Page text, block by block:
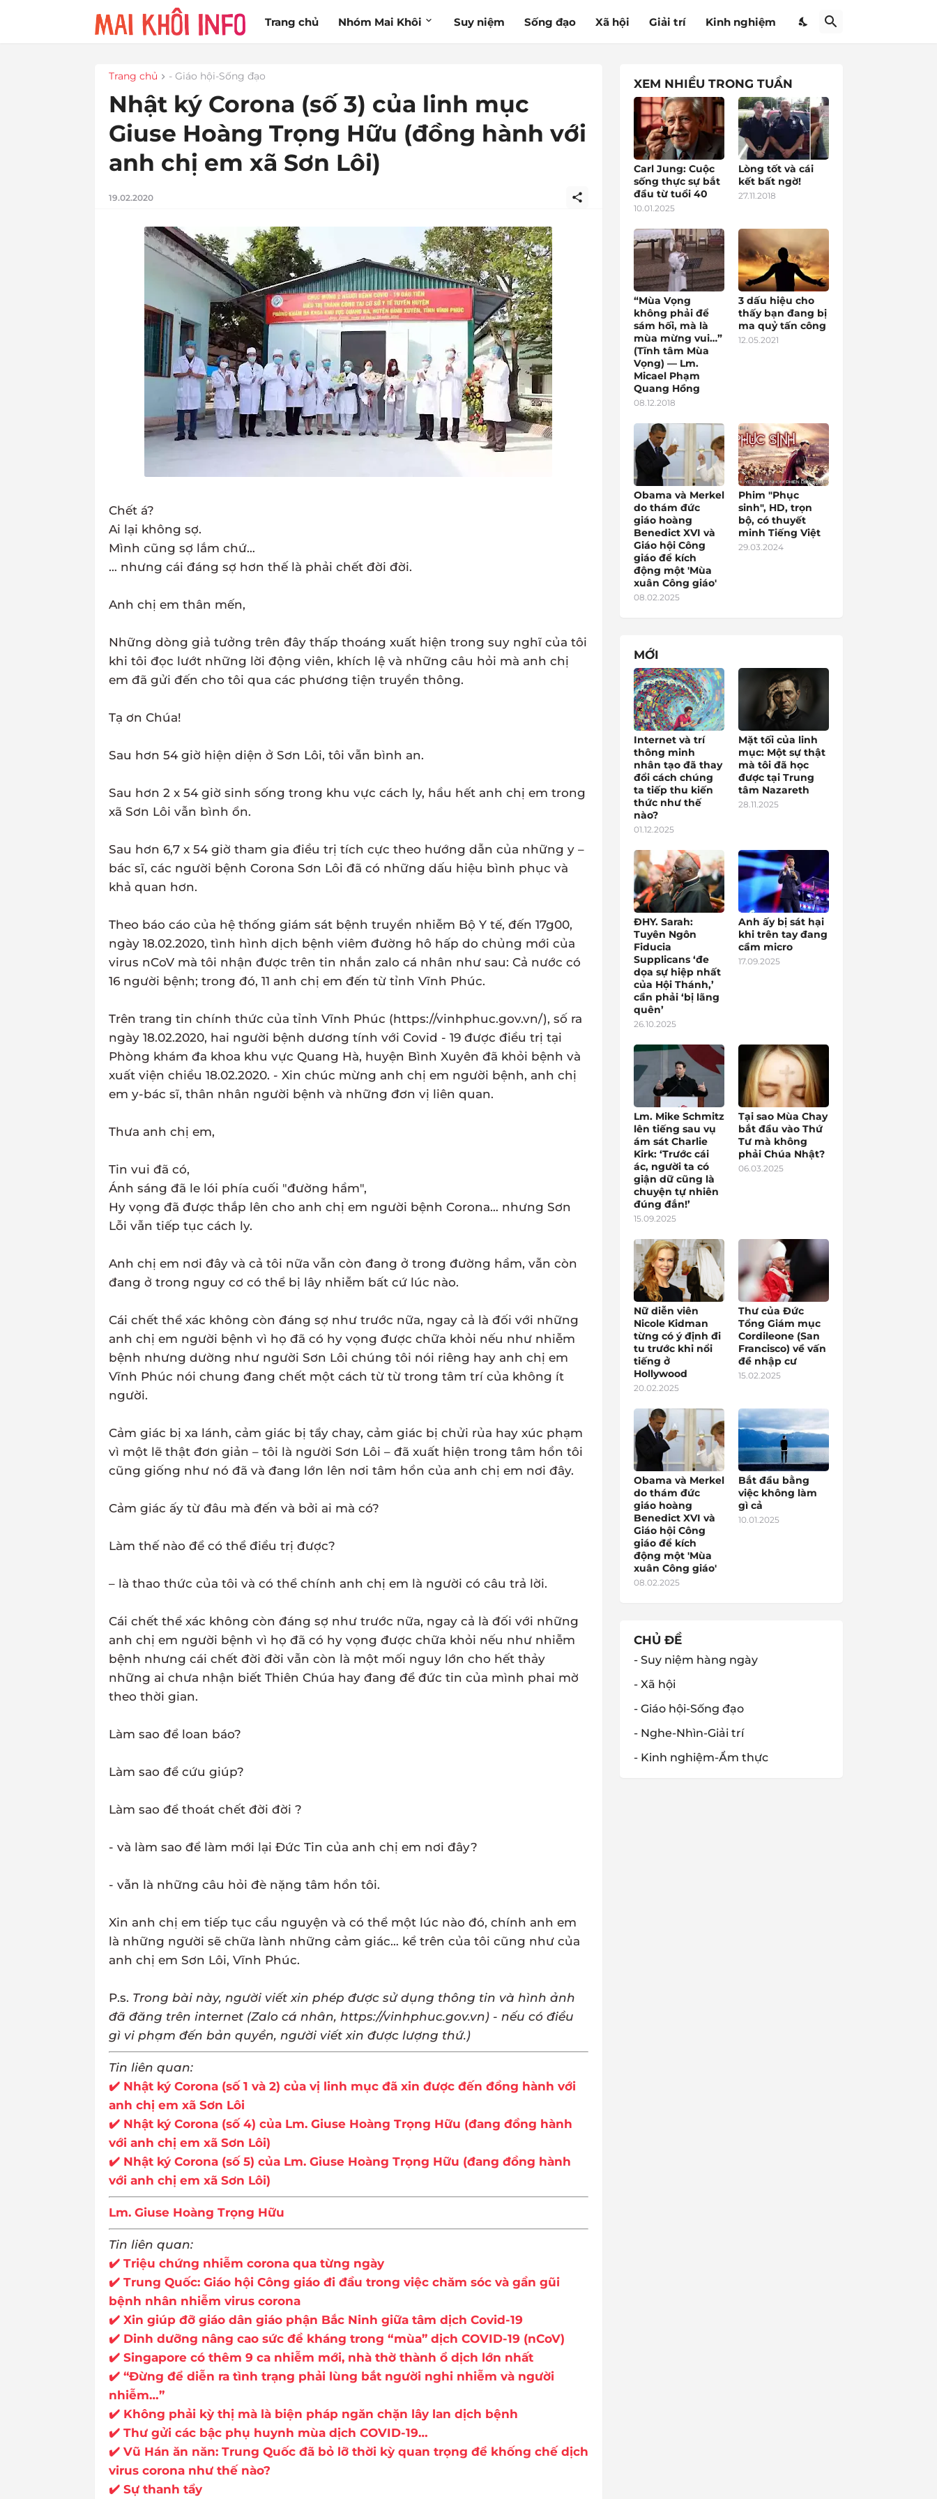
Trang chủ Nhóm Mai Khôi Suy niệm Sống đạo Xã hội Giải trí Kinh nghiệm
Trang chủ - Giáo hội-Sống đạo
Nhật ký Corona (số 3) của linh mục
Giuse Hoàng Trọng Hữu (đồng hành với
anh chị em xã Sơn Lôi)
19.02.2020
Chết á?
Ai lại không sợ.
Mình cũng sợ lắm chứ…
… nhưng cái đáng sợ hơn thế là phải chết đời đời.
Anh chị em thân mến,
Những dòng giả tưởng trên đây thấp thoáng xuất hiện trong suy nghĩ của tôi
khi tôi đọc lướt những lời động viên, khích lệ và những câu hỏi mà anh chị
em đã gửi đến cho tôi qua các phương tiện truyền thông.
Tạ ơn Chúa!
Sau hơn 54 giờ hiện diện ở Sơn Lôi, tôi vẫn bình an.
Sau hơn 2 x 54 giờ sinh sống trong khu vực cách ly, hầu hết anh chị em trong
xã Sơn Lôi vẫn bình ổn.
Sau hơn 6,7 x 54 giờ tham gia điều trị tích cực theo hướng dẫn của những y –
bác sĩ, các người bệnh Corona Sơn Lôi đã có những dấu hiệu bình phục và
khả quan hơn.
Theo báo cáo của hệ thống giám sát bệnh truyền nhiễm Bộ Y tế, đến 17g00,
ngày 18.02.2020, tình hình dịch bệnh viêm đường hô hấp do chủng mới của
virus nCoV mà tôi nhận được trên tin nhắn zalo cá nhân như sau: Cả nước có
16 người bệnh; trong đó, 11 anh chị em đến từ tỉnh Vĩnh Phúc.
Trên trang tin chính thức của tỉnh Vĩnh Phúc (https://vinhphuc.gov.vn/), số ra
ngày 18.02.2020, hai người bệnh dương tính với Covid - 19 được điều trị tại
Phòng khám đa khoa khu vực Quang Hà, huyện Bình Xuyên đã khỏi bệnh và
xuất viện chiều 18.02.2020. - Xin chúc mừng anh chị em người bệnh, anh chị
em y-bác sĩ, thân nhân người bệnh và những đơn vị liên quan.
Thưa anh chị em,
Tin vui đã có,
Ánh sáng đã le lói phía cuối "đường hầm",
Hy vọng đã được thắp lên cho anh chị em người bệnh Corona… nhưng Sơn
Lỗi vẫn tiếp tục cách ly.
Anh chị em nơi đây và cả tôi nữa vẫn còn đang ở trong đường hầm, vẫn còn
đang ở trong nguy cơ có thể bị lây nhiễm bất cứ lúc nào.
Cái chết thể xác không còn đáng sợ như trước nữa, ngay cả là đối với những
anh chị em người bệnh vì họ đã có hy vọng được chữa khỏi nếu như nhiễm
bệnh nhưng dường như người Sơn Lôi chúng tôi nói riêng hay anh chị em
Vĩnh Phúc nói chung đang chết một cách từ từ trong tâm trí của không ít
người.
Cảm giác bị xa lánh, cảm giác bị tẩy chay, cảm giác bị chửi rủa hay xúc phạm
vì một lẽ thật đơn giản – tôi là người Sơn Lôi – đã xuất hiện trong tâm hồn tôi
cũng giống như nó đã và đang lớn lên nơi tâm hồn của anh chị em nơi đây.
Cảm giác ấy từ đâu mà đến và bởi ai mà có?
Làm thế nào để có thể điều trị được?
– là thao thức của tôi và có thể chính anh chị em là người có câu trả lời.
Cái chết thể xác không còn đáng sợ như trước nữa, ngay cả là đối với những
anh chị em người bệnh vì họ đã có hy vọng được chữa khỏi nếu như nhiễm
bệnh nhưng cái chết đời đời vẫn còn là một mối nguy lớn cho hết thảy
những ai chưa nhận biết Thiên Chúa hay đang để đức tin của mình phai mờ
theo thời gian.
Làm sao để loan báo?
Làm sao để cứu giúp?
Làm sao để thoát chết đời đời ?
- và làm sao để làm mới lại Đức Tin của anh chị em nơi đây?
- vẫn là những câu hỏi đè nặng tâm hồn tôi.
Xin anh chị em tiếp tục cầu nguyện và có thể một lúc nào đó, chính anh em
là những người sẽ chữa lành những cảm giác… kể trên của tôi cũng như của
anh chị em Sơn Lôi, Vĩnh Phúc.
P.s. Trong bài này, người viết xin phép được sử dụng thông tin và hình ảnh
đã đăng trên internet (Zalo cá nhân, https://vinhphuc.gov.vn) - nếu có điều
gì vi phạm đến bản quyền, người viết xin được lượng thứ.)
Tin liên quan:
✔️ Nhật ký Corona (số 1 và 2) của vị linh mục đã xin được đến đồng hành với
anh chị em xã Sơn Lôi
✔️ Nhật ký Corona (số 4) của Lm. Giuse Hoàng Trọng Hữu (đang đồng hành
với anh chị em xã Sơn Lôi)
✔️ Nhật ký Corona (số 5) của Lm. Giuse Hoàng Trọng Hữu (đang đồng hành
với anh chị em xã Sơn Lôi)
Lm. Giuse Hoàng Trọng Hữu
Tin liên quan:
✔️ Triệu chứng nhiễm corona qua từng ngày
✔️ Trung Quốc: Giáo hội Công giáo đi đầu trong việc chăm sóc và gần gũi
bệnh nhân nhiễm virus corona
✔️ Xin giúp đỡ giáo dân giáo phận Bắc Ninh giữa tâm dịch Covid-19
✔️ Dinh dưỡng nâng cao sức đề kháng trong “mùa” dịch COVID-19 (nCoV)
✔️ Singapore có thêm 9 ca nhiễm mới, nhà thờ thành ổ dịch lớn nhất
✔️ “Đừng để diễn ra tình trạng phải lùng bắt người nghi nhiễm và người
nhiễm…”
✔️ Không phải kỳ thị mà là biện pháp ngăn chặn lây lan dịch bệnh
✔️ Thư gửi các bậc phụ huynh mùa dịch COVID-19…
✔️ Vũ Hán ăn năn: Trung Quốc đã bỏ lỡ thời kỳ quan trọng để khống chế dịch
virus corona như thế nào?
✔️ Sự thanh tẩy
XEM NHIỀU TRONG TUẦN
Carl Jung: Cuộc
sống thực sự bắt
đầu từ tuổi 40
10.01.2025
Lòng tốt và cái
kết bất ngờ!
27.11.2018
“Mùa Vọng
không phải để
sám hối, mà là
mùa mừng vui…”
(Tĩnh tâm Mùa
Vọng) — Lm.
Micael Phạm
Quang Hồng
08.12.2018
3 dấu hiệu cho
thấy bạn đang bị
ma quỷ tấn công
12.05.2021
Obama và Merkel
do thám đức
giáo hoàng
Benedict XVI và
Giáo hội Công
giáo để kích
động một 'Mùa
xuân Công giáo'
08.02.2025
Phim "Phục
sinh", HD, trọn
bộ, có thuyết
minh Tiếng Việt
29.03.2024
MỚI
Internet và trí
thông minh
nhân tạo đã thay
đổi cách chúng
ta tiếp thu kiến
thức như thế
nào?
01.12.2025
Mặt tối của linh
mục: Một sự thật
mà tôi đã học
được tại Trung
tâm Nazareth
28.11.2025
ĐHY. Sarah:
Tuyên Ngôn
Fiducia
Supplicans ‘đe
dọa sự hiệp nhất
của Hội Thánh,’
cần phải ‘bị lãng
quên’
26.10.2025
Anh ấy bị sát hại
khi trên tay đang
cầm micro
17.09.2025
Lm. Mike Schmitz
lên tiếng sau vụ
ám sát Charlie
Kirk: ‘Trước cái
ác, người ta có
giận dữ cũng là
chuyện tự nhiên
đúng đắn!’
15.09.2025
Tại sao Mùa Chay
bắt đầu vào Thứ
Tư mà không
phải Chúa Nhật?
06.03.2025
Nữ diễn viên
Nicole Kidman
từng có ý định đi
tu trước khi nổi
tiếng ở
Hollywood
20.02.2025
Thư của Đức
Tổng Giám mục
Cordileone (San
Francisco) về vấn
đề nhập cư
15.02.2025
Obama và Merkel
do thám đức
giáo hoàng
Benedict XVI và
Giáo hội Công
giáo để kích
động một 'Mùa
xuân Công giáo'
08.02.2025
Bắt đầu bằng
việc không làm
gì cả
10.01.2025
CHỦ ĐỀ
- Suy niệm hàng ngày
- Xã hội
- Giáo hội-Sống đạo
- Nghe-Nhìn-Giải trí
- Kinh nghiệm-Ẩm thực